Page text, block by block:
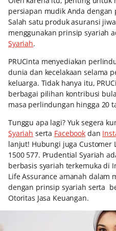
persiapan mudik Anda
Salah satu produk asuransi
menggunakan prinsip syariah
Syariah.
PRUCinta menyediakan
dunia dan kecelakaan selama
keluarga. Tidak hanya itu,
berbagai pilihan kontribusi
masa perlindungan hingga 20
Tunggu apa lagi? Yuk segera
Syariah serta Facebookdan
lanjut! Hubungi juga Customer
1500 577. Prudential Syariah
berbasis syariah terkemuka di
Life Assurance amanah dalam
dengan prinsip syariah serta
Otoritas Jasa Keuangan.